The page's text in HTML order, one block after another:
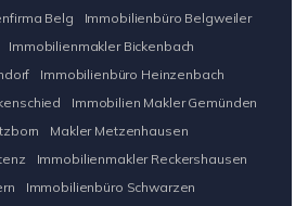
Belg
Immobilienbüro Belgweiler
Immobilienmakler Bickenbach
Immobilienbüro Heinzenbach
Immobilien Makler Gemünden
Makler Metzenhausen
Immobilienmakler Reckershausen
Immobilienbüro Schwarzen